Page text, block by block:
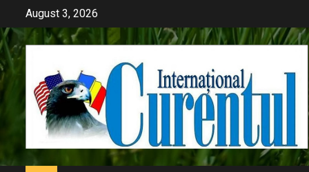
content
August 3, 2026